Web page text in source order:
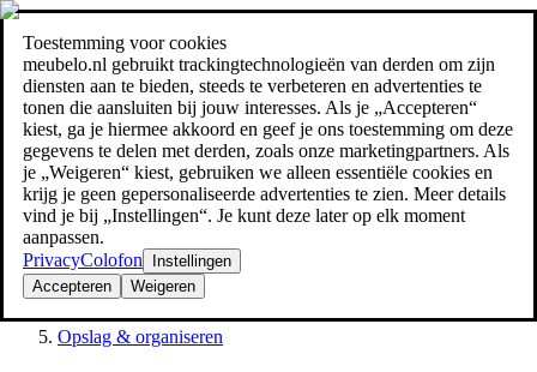
Toestemming voor cookies
meubelo.nl gebruikt trackingtechnologieën van derden om zijn
diensten aan te bieden, steeds te verbeteren en advertenties te
tonen die aansluiten bij jouw interesses. Als je „Accepteren“
kiest, ga je hiermee akkoord en geef je ons toestemming om deze
gegevens te delen met derden, zoals onze marketingpartners. Als
je „Weigeren“ kiest, gebruiken we alleen essentiële cookies en
krijg je geen gepersonaliseerde advertenties te zien. Meer details
vind je bij „Instellingen“. Je kunt deze later op elk moment
aanpassen.
PrivacyColofon
Instellingen
Accepteren
Weigeren
Zoeken
meubel jezelf de beste prijs!meubel jezelf de beste prijs!
Decoratie
Opslag & organiseren